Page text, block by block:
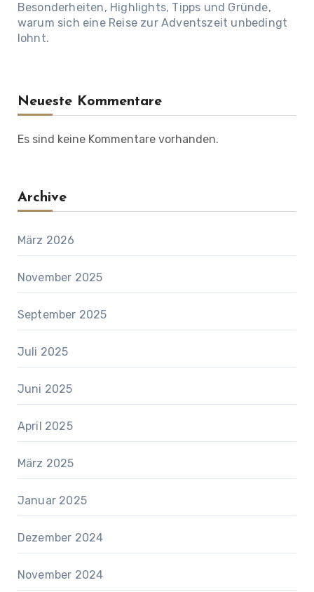
Besonderheiten, Highlights, Tipps und Gründe,
warum sich eine Reise zur Adventszeit unbedingt
lohnt.
Neueste Kommentare
Es sind keine Kommentare vorhanden.
Archive
März 2026
November 2025
September 2025
Juli 2025
Juni 2025
April 2025
März 2025
Januar 2025
Dezember 2024
November 2024